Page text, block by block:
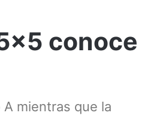
conoce
mientras que la